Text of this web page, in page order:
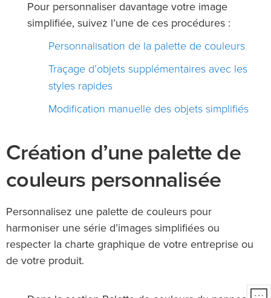
Pour personnaliser davantage votre image
simplifiée, suivez l’une de ces procédures :
Personnalisation de la palette de couleurs
Traçage d’objets supplémentaires avec les
styles rapides
Modification manuelle des objets simplifiés
Création d’une palette de
couleurs personnalisée
Personnalisez une palette de couleurs pour
harmoniser une série d’images simplifiées ou
respecter la charte graphique de votre entreprise ou
de votre produit.